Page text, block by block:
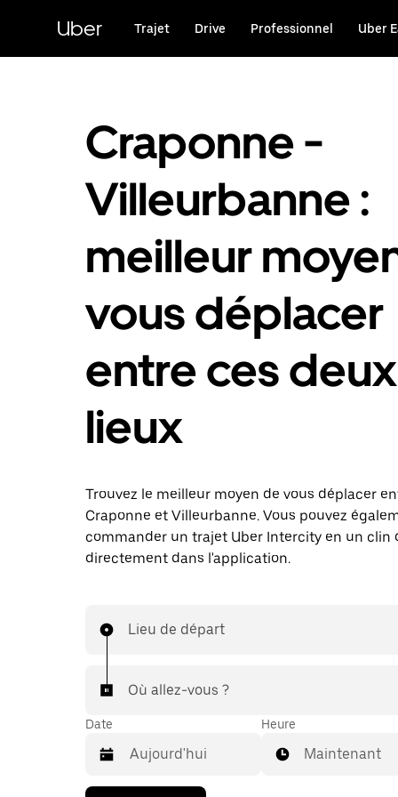
principal
Uber Trajet Drive Professionnel Uber
Craponne -
Villeurbanne :
meilleur
vous déplacer
entre ces deux
lieux
Trouvez le meilleur moyen de vous déplacer
Craponne et Villeurbanne. Vous pouvez
commander un trajet Uber Intercity en un clin
directement dans l'application.
Lieu de départ
Où allez-vous ?
Date Heure
Maintenant